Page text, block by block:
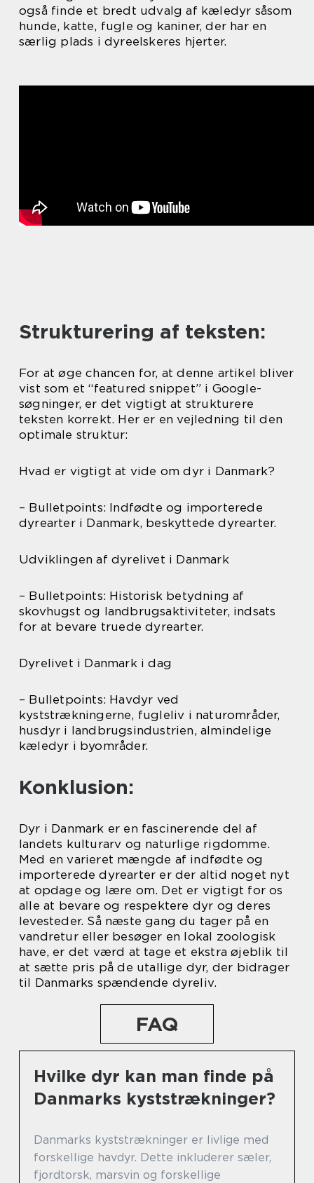
også finde et bredt udvalg af kæledyr såsom
hunde, katte, fugle og kaniner, der har en
særlig plads i dyreelskeres hjerter.
Strukturering af teksten:
For at øge chancen for, at denne artikel bliver
vist som et “featured snippet” i Google-
søgninger, er det vigtigt at strukturere
teksten korrekt. Her er en vejledning til den
optimale struktur:
Hvad er vigtigt at vide om dyr i Danmark?
– Bulletpoints: Indfødte og importerede
dyrearter i Danmark, beskyttede dyrearter.
Udviklingen af dyrelivet i Danmark
– Bulletpoints: Historisk betydning af
skovhugst og landbrugsaktiviteter, indsats
for at bevare truede dyrearter.
Dyrelivet i Danmark i dag
– Bulletpoints: Havdyr ved
kyststrækningerne, fugleliv i naturområder,
husdyr i landbrugsindustrien, almindelige
kæledyr i byområder.
Konklusion:
Dyr i Danmark er en fascinerende del af
landets kulturarv og naturlige rigdomme.
Med en varieret mængde af indfødte og
importerede dyrearter er der altid noget nyt
at opdage og lære om. Det er vigtigt for os
alle at bevare og respektere dyr og deres
levesteder. Så næste gang du tager på en
vandretur eller besøger en lokal zoologisk
have, er det værd at tage et ekstra øjeblik til
at sætte pris på de utallige dyr, der bidrager
til Danmarks spændende dyreliv.
FAQ
Hvilke dyr kan man finde på
Danmarks kyststrækninger?
Danmarks kyststrækninger er livlige med
forskellige havdyr. Dette inkluderer sæler,
fjordtorsk, marsvin og forskellige